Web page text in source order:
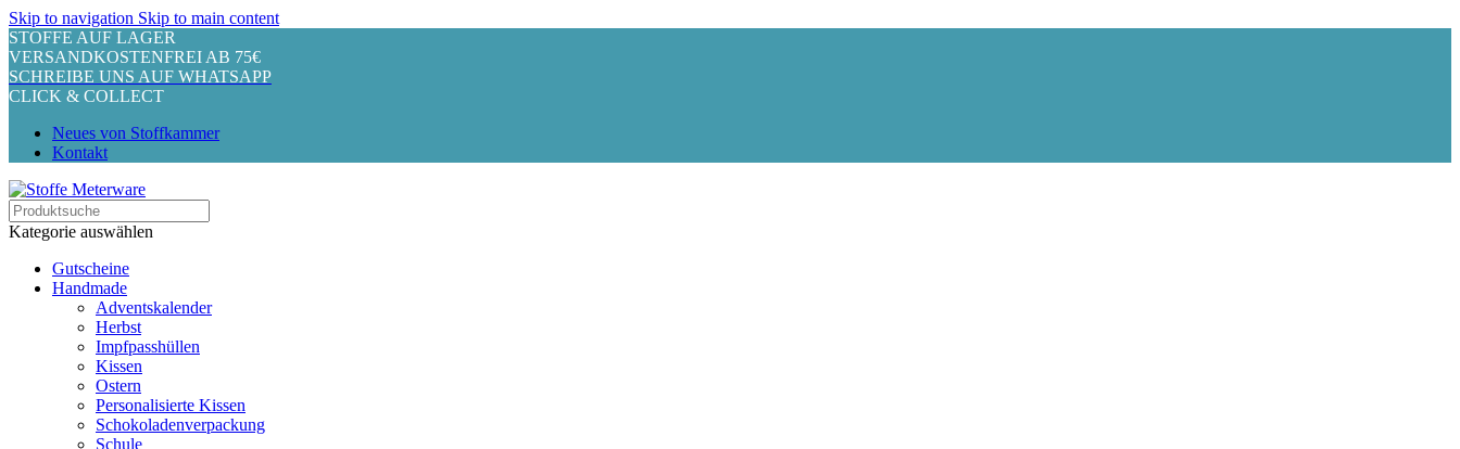
Skip to navigation Skip to main content
STOFFE AUF LAGER
VERSANDKOSTENFREI AB 75€
SCHREIBE UNS AUF WHATSAPP
CLICK & COLLECT
Neues von Stoffkammer
Kontakt
Kategorie auswählen
Gutscheine
Handmade
Adventskalender
Herbst
Impfpasshüllen
Kissen
Ostern
Personalisierte Kissen
Schokoladenverpackung
Schule